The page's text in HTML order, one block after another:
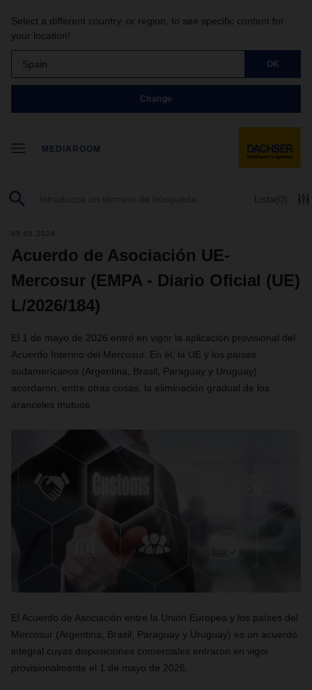
Select a different country, or region, to see specific content for
your location!
Spain OK
Change
MEDIAROOM
Lista (0)
05.05.2026
Acuerdo de Asociación UE-
Mercosur (EMPA - Diario Oficial (UE)
L/2026/184)
El 1 de mayo de 2026 entró en vigor la aplicación provisional del
Acuerdo Interino del Mercosur. En él, la UE y los países
sudamericanos (Argentina, Brasil, Paraguay y Uruguay)
acordaron, entre otras cosas, la eliminación gradual de los
aranceles mutuos.
El Acuerdo de Asociación entre la Unión Europea y los países del
Mercosur (Argentina, Brasil, Paraguay y Uruguay) es un acuerdo
integral cuyas disposiciones comerciales entraron en vigor
provisionalmente el 1 de mayo de 2026.